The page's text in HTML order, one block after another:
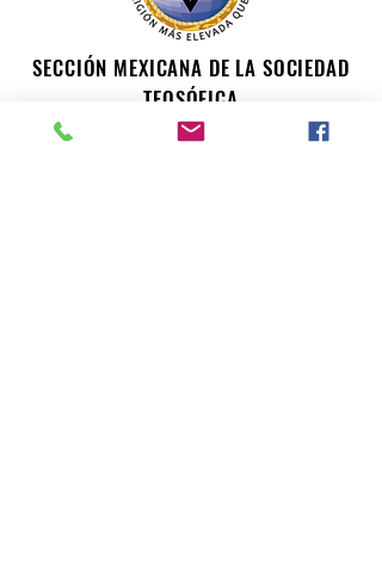
SECCIÓN MEXICANA DE LA SOCIEDAD
TEOSÓFICA